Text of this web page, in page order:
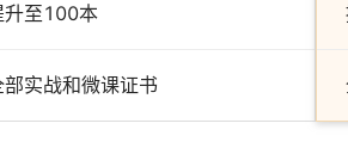
升至100本
部实战和微课证书